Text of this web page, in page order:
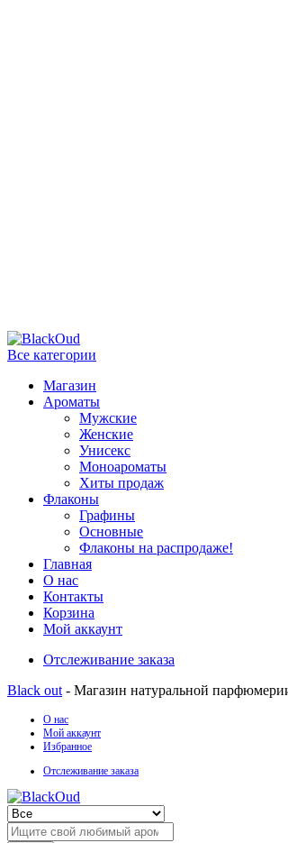
Все категории
Магазин
Ароматы
Мужские
Женские
Унисекс
Моноароматы
Хиты продаж
Флаконы
Графины
Основные
Флаконы на распродаже!
Главная
О нас
Контакты
Корзина
Мой аккаунт
Отслеживание заказа
Black out - Магазин натуральной
О нас
Мой аккаунт
Избранное
Отслеживание заказа